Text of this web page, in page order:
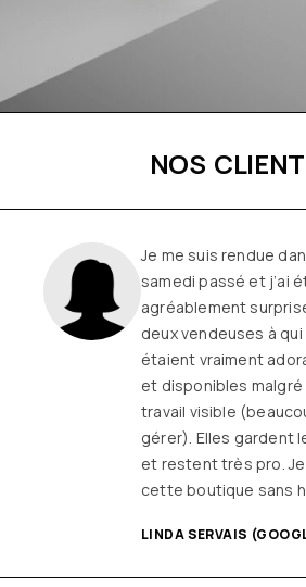
NOS
Je me suis rendue
samedi passé et j’ai
agréablement
deux vendeuses à qui
étaient vraiment
et disponibles malgré
travail visible
gérer). Elles gardent
et restent très pro.
cette boutique sans
LINDA SERVAIS